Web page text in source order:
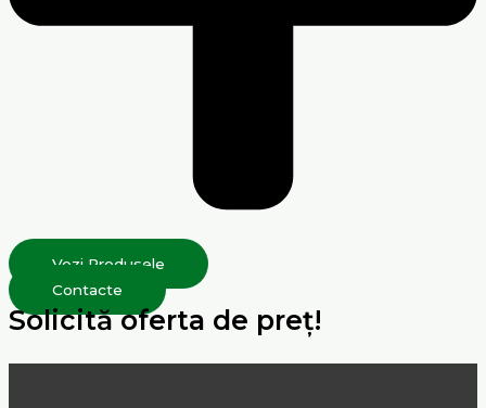
Vezi Produsele
Contacte
Solicită oferta de preț!